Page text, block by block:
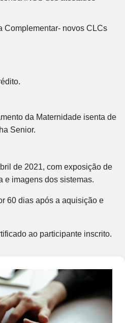
Complementar- novos CLCs
da Maternidade isenta de
Senior.
de 2021, com exposição de
e imagens dos sistemas.
60 dias após a aquisição e
ao participante inscrito.